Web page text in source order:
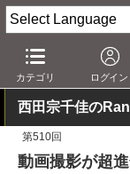
カテゴリ ログイン
AV Watch 製品
西田宗千佳の
第510回
動画撮影が超